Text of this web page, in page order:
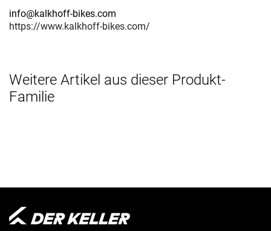
info@kalkhoff-bikes.com
https://www.kalkhoff-bikes.com/
Weitere Artikel aus dieser Produkt-
Familie